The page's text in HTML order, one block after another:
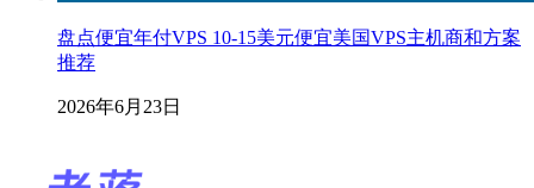
盘点便宜年付VPS 10-15美元便宜美国VPS主机商和方案
推荐
2026年6月23日